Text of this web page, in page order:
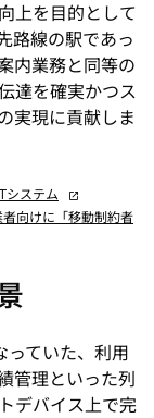
上を目的として
路線の駅であっ
内業務と同等の
達を確実かつス
実現に貢献しま
システム 新
し
く
向けに「移動制約者
っていた、利用
管理といった列
デバイス上で完